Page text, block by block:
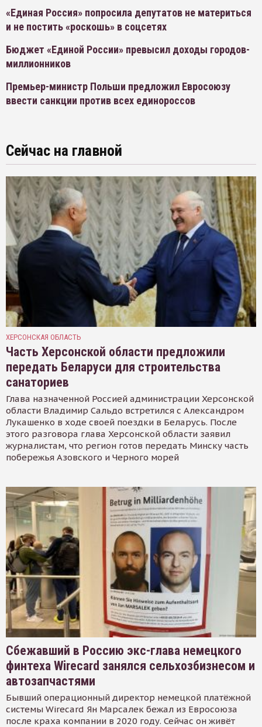
«Единая Россия» попросила депутатов не материться
и не постить «роскошь» в соцсетях
Бюджет «Единой России» превысил доходы городов-
миллионников
Премьер-министр Польши предложил Евросоюзу
ввести санкции против всех единороссов
Сейчас на главной
ХЕРСОНСКАЯ ОБЛАСТЬ
Часть Херсонской области предложили
передать Беларуси для строительства
санаториев
Глава назначенной Россией администрации Херсонской
области Владимир Сальдо встретился с Александром
Лукашенко в ходе своей поездки в Беларусь. После
этого разговора глава Херсонской области заявил
журналистам, что регион готов передать Минску часть
побережья Азовского и Черного морей
Сбежавший в Россию экс-глава немецкого
финтеха Wirecard занялся сельхозбизнесом и
автозапчастями
Бывший операционный директор немецкой платёжной
системы Wirecard Ян Марсалек бежал из Евросоюза
после краха компании в 2020 году. Сейчас он живёт